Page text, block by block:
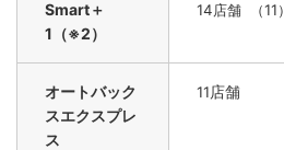
Smart＋
1（※2）
14店舗 （11）
オートバック
スエクスプレ
ス
11店舗